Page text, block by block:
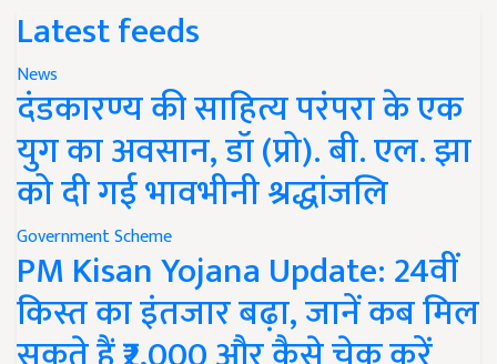
Latest feeds
News
दंडकारण्य की साहित्य परंपरा के एक
युग का अवसान, डॉ (प्रो). बी. एल. झा
को दी गई भावभीनी श्रद्धांजलि
Government Scheme
PM Kisan Yojana Update: 24वीं
किस्त का इंतजार बढ़ा, जानें कब मिल